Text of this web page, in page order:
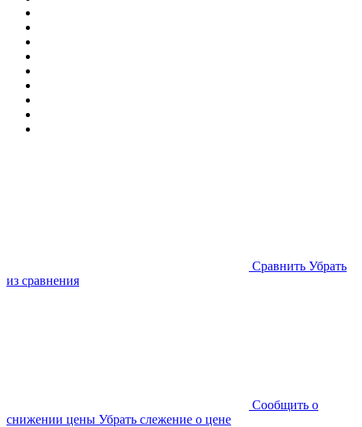
Cравнить Убрать
из сравнения
Cообщить о
снижении цены Убрать слежение о цене